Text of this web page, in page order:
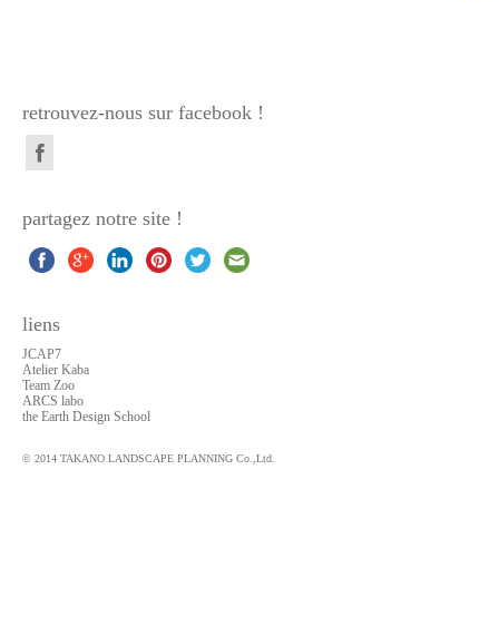
retrouvez-nous sur facebook !
partagez notre site !
liens
JCAP7
Atelier Kaba
Team Zoo
ARCS labo
the Earth Design School
© 2014 TAKANO LANDSCAPE PLANNING Co.,Ltd.